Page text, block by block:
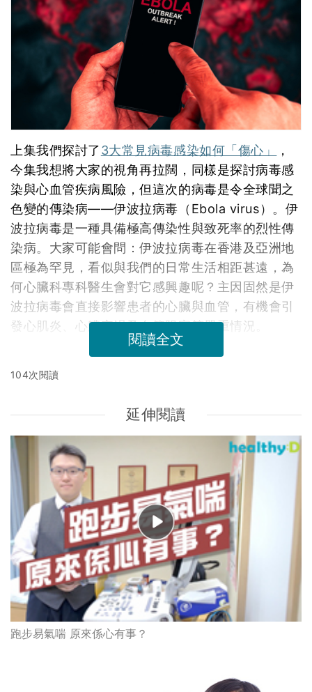
上集我們探討了3大常見病毒感染如何「傷心」
，
今集我想將大家的視角再拉闊，同樣是探討病毒感
染與心血管疾病風險，但這次的病毒是令全球聞之
色變的傳染病——伊波拉病毒（Ebola virus）。伊
波拉病毒是一種具備極高傳染性與致死率的烈性傳
染病。大家可能會問：伊波拉病毒在香港及亞洲地
區極為罕見，看似與我們的日常生活相距甚遠，為
何心臟科專科醫生會對它感興趣呢？主因固然是伊
波拉病毒會直接影響患者的心臟與血管，有機會引
發心肌炎、心臟衰竭及血管阻塞等嚴重情況。
閱讀全文
104次閱讀
延伸閱讀
跑步易氣喘 原來係心有事？